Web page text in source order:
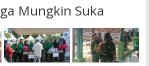
Mungkin Suka